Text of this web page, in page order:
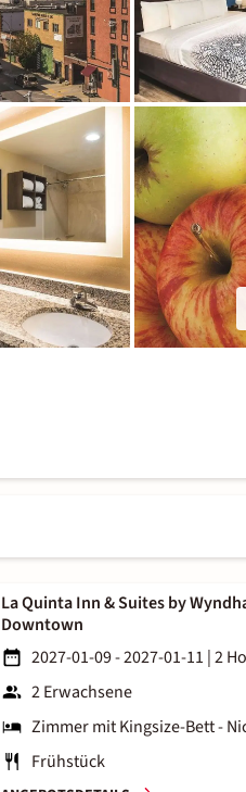
La Quinta Inn & Suites by
Downtown
2027-01-09 - 2027-01-11 |2
2 Erwachsene
Zimmer mit Kingsize-Bett -
Frühstück